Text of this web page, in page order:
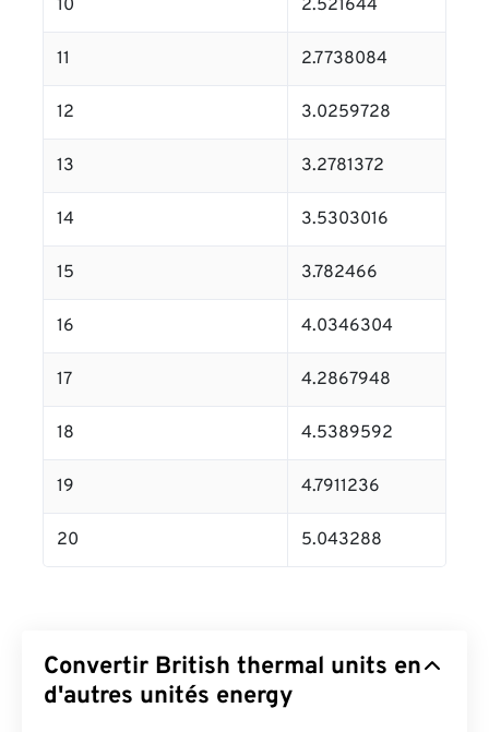
10 2.521644
11 2.7738084
12 3.0259728
13 3.2781372
14 3.5303016
15 3.782466
16 4.0346304
17 4.2867948
18 4.5389592
19 4.7911236
20 5.043288
Convertir British thermal units en
d'autres unités energy